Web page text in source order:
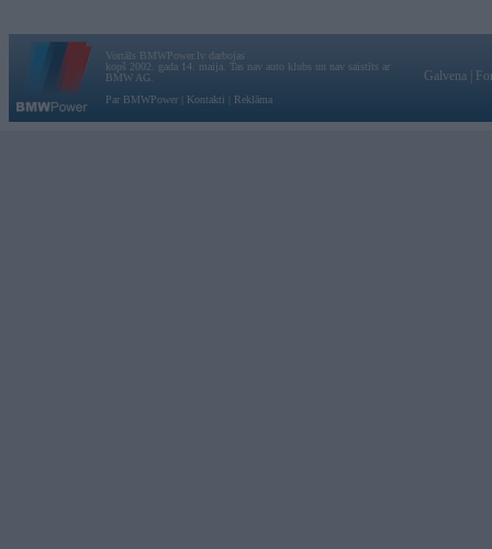
Vortāls BMWPower.lv darbojas
kopš 2002. gada 14. maija. Tas nav auto klubs un nav saistīts ar
BMW AG.
Par BMWPower
Kontakti Reklāma
Galvena